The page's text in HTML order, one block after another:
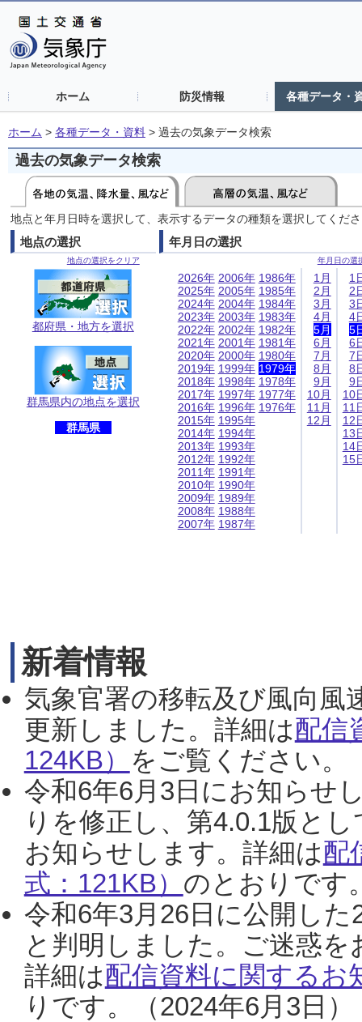
ホーム 防災情報 各種データ・
ホーム > 各種データ・資料 > 過去の気象データ検索
過去の気象データ検索
地点と年月日時を選択して、表示するデータの種類を選択してくだ
地点の選択
地点の選択をクリア
都府県・地方を選択
群馬県内の地点を選択
群馬県
年月日の選択
年月日の選
2026年
2025年
2024年
2023年
2022年
2021年
2020年
2019年
2018年
2017年
2016年
2015年
2014年
2013年
2012年
2011年
2010年
2009年
2008年
2007年
2006年
2005年
2004年
2003年
2002年
2001年
2000年
1999年
1998年
1997年
1996年
1995年
1994年
1993年
1992年
1991年
1990年
1989年
1988年
1987年
1986年
1985年
1984年
1983年
1982年
1981年
1980年
1979年
1978年
1977年
1976年
1月
2月
3月
4月
5月
6月
7月
8月
9月
10月
11月
12月
1
2
3
4
5
6
7
8
9
10
11
12
13
14
15
新着情報
気象官署の移転及び風向風
更新しました。詳細は配信
124KB） をご覧ください。
令和6年6月3日にお知らせ
りを修正し、第4.0.1版と
お知らせします。詳細は配
式：121KB） のとおりです
令和6年3月26日に公開し
と判明しました。ご迷惑
詳細は配信資料に関するお
りです。（2024年6月3日）